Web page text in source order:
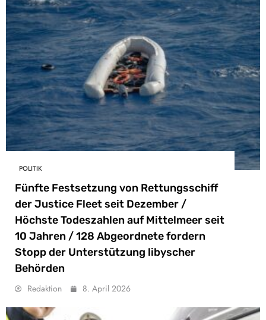
POLITIK
Fünfte Festsetzung von Rettungsschiff
der Justice Fleet seit Dezember /
Höchste Todeszahlen auf Mittelmeer seit
10 Jahren / 128 Abgeordnete fordern
Stopp der Unterstützung libyscher
Behörden
Redaktion 8. April 2026